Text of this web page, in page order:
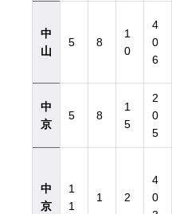
中
山
5 8
1
0
4
0
6
中
京
5 8
1
5
2
0
5
中
京
1
1
1 2
4
0